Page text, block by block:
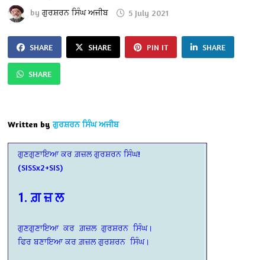
byਗੁਰਸ਼ਰਨ ਸਿੰਘ ਅਜੀਬ 5 July 2021
SHARE SHARE PIN IT SHARE
SHARE
Written by ਗੁਰਸ਼ਰਨ ਸਿੰਘ ਅਜੀਬ
ਗੁਣਗੁਣਾਇਆ ਕਰ ਗ਼ਜ਼ਲ ਗੁਰਸ਼ਰਨ ਸਿੰਘ!
(SISSx2+SIS)
1. ਗ਼ ਜ਼ ਲ
ਗੁਣਗੁਣਾਇਆ ਕਰ ਗ਼ਜ਼ਲ ਗੁਰਸ਼ਰਨ ਸਿੰਘ।
ਫਿਰ ਬਣਾਇਆ ਕਰ ਗ਼ਜ਼ਲ ਗੁਰਸ਼ਰਨ ਸਿੰਘ।